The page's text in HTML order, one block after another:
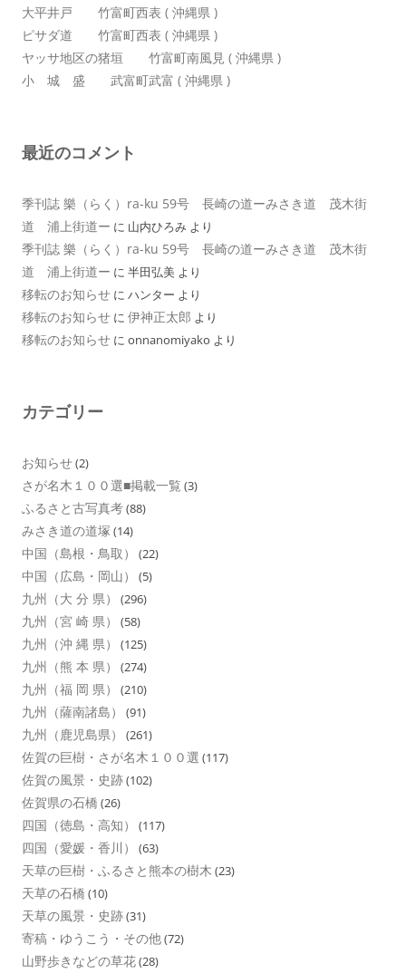
大平井戸 竹富町西表 ( 沖縄県 )
ピサダ道 竹富町西表 ( 沖縄県 )
ヤッサ地区の猪垣 竹富町南風見 ( 沖縄県 )
小 城 盛 武富町武富 ( 沖縄県 )
最近のコメント
季刊誌 樂（らく）ra-ku 59号 長崎の道ーみさき道 茂木街
道 浦上街道ー に 山内ひろみ より
季刊誌 樂（らく）ra-ku 59号 長崎の道ーみさき道 茂木街
道 浦上街道ー に 半田弘美 より
移転のお知らせ に ハンター より
移転のお知らせ に 伊神正太郎 より
移転のお知らせ に onnanomiyako より
カテゴリー
お知らせ(2)
さが名木１００選■掲載一覧 (3)
ふるさと古写真考(88)
みさき道の道塚 (14)
中国（島根・鳥取） (22)
中国（広島・岡山） (5)
九州（大 分 県） (296)
九州（宮 崎 県） (58)
九州（沖 縄 県） (125)
九州（熊 本 県） (274)
九州（福 岡 県） (210)
九州（薩南諸島） (91)
九州（鹿児島県） (261)
佐賀の巨樹・さが名木１００選 (117)
佐賀の風景・史跡(102)
佐賀県の石橋 (26)
四国（徳島・高知） (117)
四国（愛媛・香川） (63)
天草の巨樹・ふるさと熊本の樹木 (23)
天草の石橋 (10)
天草の風景・史跡(31)
寄稿・ゆうこう・その他(72)
山野歩きなどの草花(28)